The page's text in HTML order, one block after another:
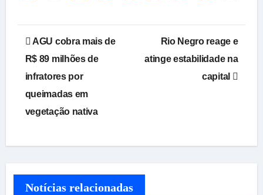
Navegação
de
Post
AGU cobra mais de
R$ 89 milhões de
infratores por
queimadas em
vegetação nativa
Rio Negro reage e
atinge estabilidade na
capital
Notícias relacionadas